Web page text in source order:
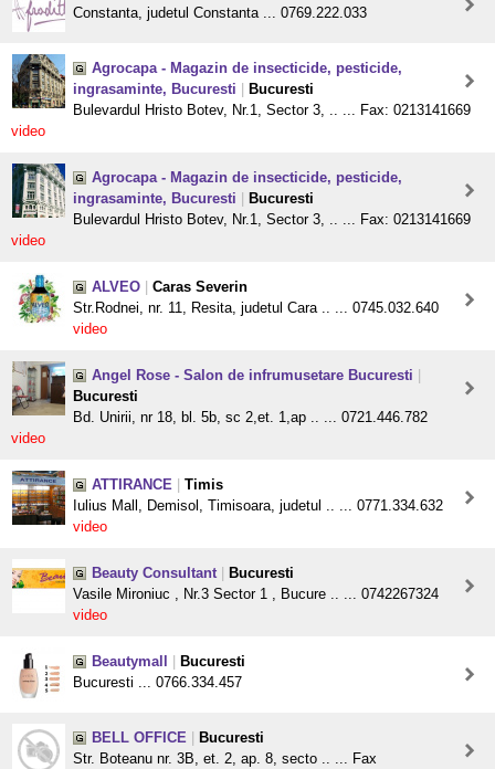
Constanta, judetul Constanta ... 0769.222.033
Agrocapa - Magazin de insecticide, pesticide,
ingrasaminte, Bucuresti
Bucuresti
Bulevardul Hristo Botev, Nr.1, Sector 3, .. ... Fax: 0213141669
video
Agrocapa - Magazin de insecticide, pesticide,
ingrasaminte, Bucuresti
Bucuresti
Bulevardul Hristo Botev, Nr.1, Sector 3, .. ... Fax: 0213141669
video
ALVEO
Caras Severin
Str.Rodnei, nr. 11, Resita, judetul Cara .. ... 0745.032.640
video
Angel Rose - Salon de infrumusetare Bucuresti
Bucuresti
Bd. Unirii, nr 18, bl. 5b, sc 2,et. 1,ap .. ... 0721.446.782
video
ATTIRANCE
Timis
Iulius Mall, Demisol, Timisoara, judetul .. ... 0771.334.632
video
Beauty Consultant
Bucuresti
Vasile Mironiuc , Nr.3 Sector 1 , Bucure .. ... 0742267324
video
Beautymall
Bucuresti
Bucuresti ... 0766.334.457
BELL OFFICE
Bucuresti
Str. Boteanu nr. 3B, et. 2, ap. 8, secto .. ... Fax